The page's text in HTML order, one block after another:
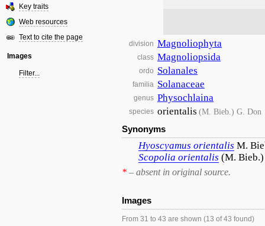
Key traits
Web resources
Text to cite the page
Images
Filter...
division Magnoliophyta
class Magnoliopsida
ordo Solanales
familia Solanaceae
genus Physochlaina
species orientalis (M. Bieb.) G. Don
Synonyms
Hyoscyamus orientalis M.
Scopolia orientalis (M.
* – absent in original source.
Images
From 31 to 43 are shown (13 of 43 found)